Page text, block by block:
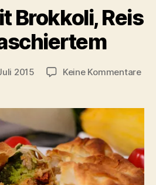
Brokkoli, Reis
2015 Keine Kommentarezu